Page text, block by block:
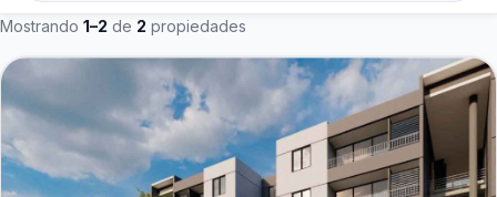
Mostrando 1–2 de 2 propiedades